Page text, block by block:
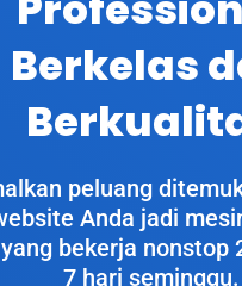
Berkelas
peluang
Anda jadi
bekerja nonstop
7 hari seminggu.